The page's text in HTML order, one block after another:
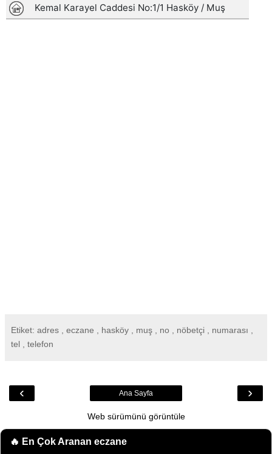
Etiket: adres , eczane , hasköy , muş , no , nöbetçi , numarası ,
tel , telefon
‹ ›
Ana Sayfa
Web sürümünü görüntüle
🔥 En Çok Aranan eczane